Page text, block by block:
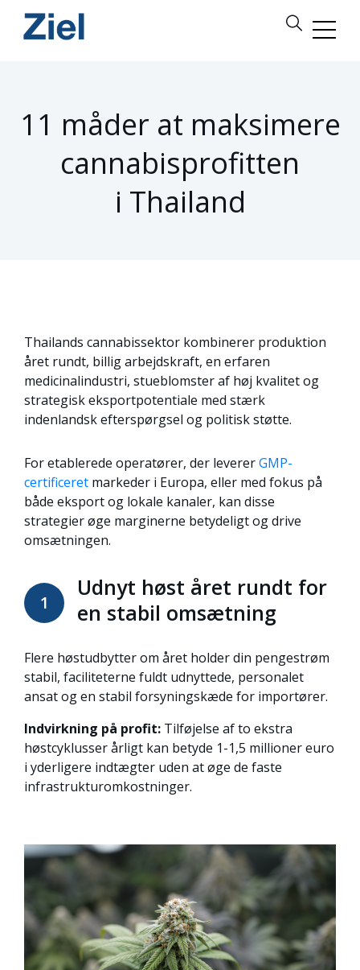
11 måder at maksimere
cannabisprofitten
i Thailand
Thailands cannabissektor kombinerer produktion
året rundt, billig arbejdskraft, en erfaren
medicinalindustri, stueblomster af høj kvalitet og
strategisk eksportpotentiale med stærk
indenlandsk efterspørgsel og politisk støtte.
For etablerede operatører, der levererGMP-
certificeret markeder i Europa, eller med fokus på
både eksport og lokale kanaler, kan disse
strategier øge marginerne betydeligt og drive
omsætningen.
1
Udnyt høst året rundt for
en stabil omsætning
Flere høstudbytter om året holder din pengestrøm
stabil, faciliteterne fuldt udnyttede, personalet
ansat og en stabil forsyningskæde for importører.
Indvirkning på profit: Tilføjelse af to ekstra
høstcyklusser årligt kan betyde 1-1,5 millioner euro
i yderligere indtægter uden at øge de faste
infrastrukturomkostninger.